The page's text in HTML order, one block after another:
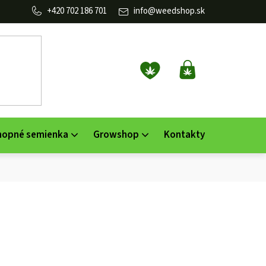
info@weedshop.sk
702 186 701
NÁKUPNÝ
KOŠÍK
semienka Growshop Kontakty